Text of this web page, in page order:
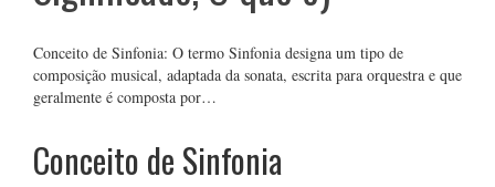
Conceito de Sinfonia: O termo Sinfonia designa um tipo de
composição musical, adaptada da sonata, escrita para orquestra e que
geralmente é composta por…
Conceito de Sinfonia